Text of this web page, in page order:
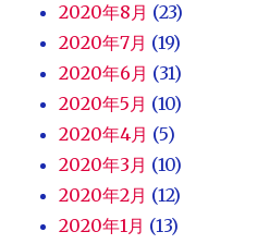
2020年8月 (23)
2020年7月 (19)
2020年6月 (31)
2020年5月 (10)
2020年4月 (5)
2020年3月 (10)
2020年2月 (12)
2020年1月 (13)